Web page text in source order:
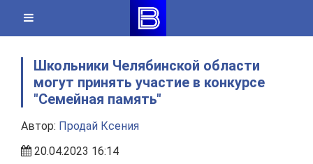
content
Школьники Челябинской области
могут принять участие в конкурсе
"Семейная память"
Автор: Продай Ксения
20.04.2023 16:14